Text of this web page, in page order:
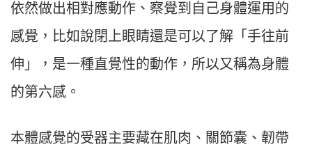
依然做出相對應動作、察覺到自己身體運用的
感覺，比如說閉上眼睛還是可以了解「手往前
伸」，是一種直覺性的動作，所以又稱為身體
的第六感。
本體感覺的受器主要藏在肌肉、關節囊、韌帶